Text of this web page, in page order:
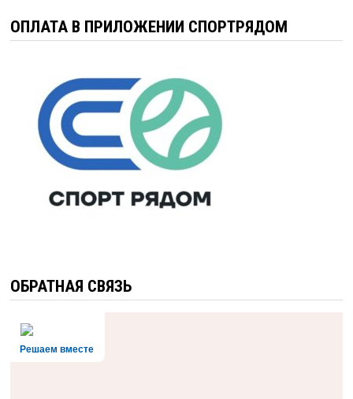
ОПЛАТА В ПРИЛОЖЕНИИ СПОРТРЯДОМ
ОБРАТНАЯ СВЯЗЬ
Решаем вместе